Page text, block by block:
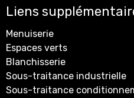
Liens
Menuiserie
Espaces verts
Blanchisserie
Sous-traitance industrielle
Sous-traitance